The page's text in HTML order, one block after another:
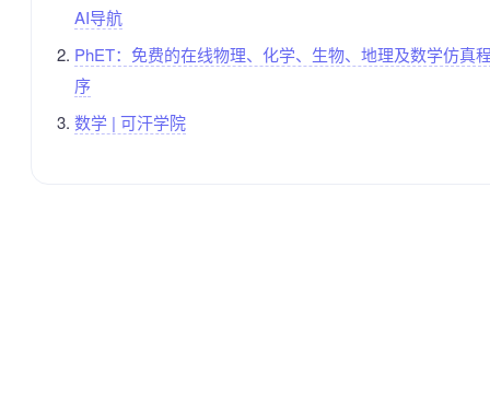
AI导航
PhET：免费的在线物理、化学、生物、地理及数学仿真
序
数学 | 可汗学院